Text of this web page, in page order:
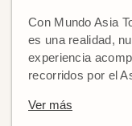
Con Mundo Asia
es una realidad,
experiencia
recorridos por el
Ver más